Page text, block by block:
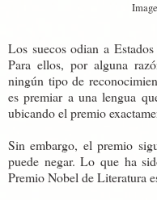
Los suecos odian a
Para ellos, por alguna
ningún tipo de
es premiar a una lengua
ubicando el premio
Sin embargo, el premio
puede negar. Lo que ha
Premio Nobel de Literatura